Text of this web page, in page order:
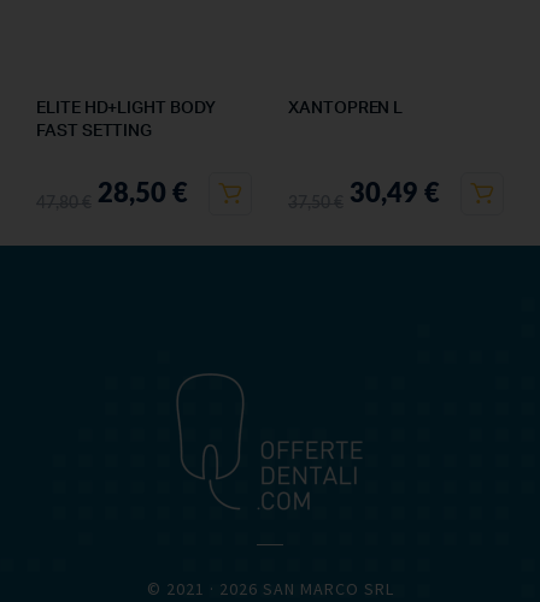
ELITE HD+LIGHT BODY
FAST SETTING
28,50 €
XANTOPREN L
30,49 €
© 2021 · 2026 SAN MARCO SRL